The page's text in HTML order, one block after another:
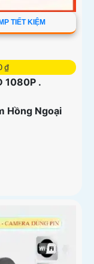
TIẾT KIỆM
₫
1080P .
Hồng Ngoại